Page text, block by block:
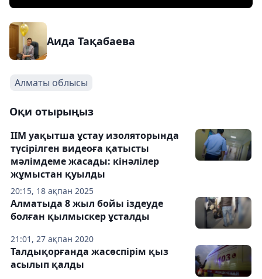
Аида Тақабаева
Алматы облысы
Оқи отырыңыз
20:15, 18 ақпан 2025
ІІМ уақытша ұстау изоляторында
түсірілген видеоға қатысты
мәлімдеме жасады: кінәлілер
жұмыстан қуылды
21:01, 27 ақпан 2020
Алматыда 8 жыл бойы іздеуде
болған қылмыскер ұсталды
Талдықорғанда жасөспірім қыз
асылып қалды